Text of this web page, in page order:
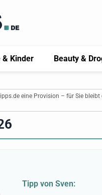
& Kinder Beauty &
eine Provision – für Sie
Tipp von Sven: